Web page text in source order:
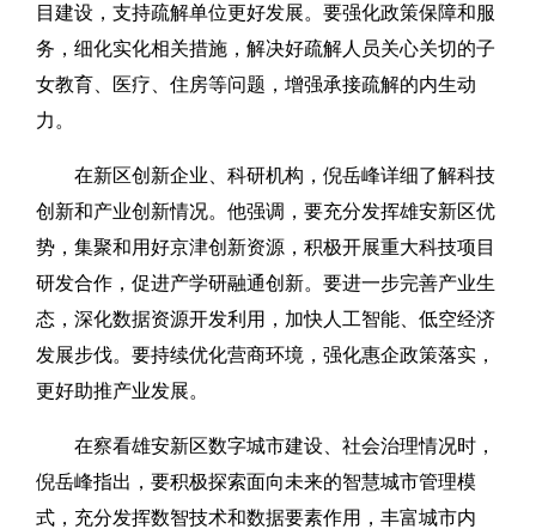
目建设，支持疏解单位更好发展。要强化政策保障和服
务，细化实化相关措施，解决好疏解人员关心关切的子
女教育、医疗、住房等问题，增强承接疏解的内生动
力。
在新区创新企业、科研机构，倪岳峰详细了解科技
创新和产业创新情况。他强调，要充分发挥雄安新区优
势，集聚和用好京津创新资源，积极开展重大科技项目
研发合作，促进产学研融通创新。要进一步完善产业生
态，深化数据资源开发利用，加快人工智能、低空经济
发展步伐。要持续优化营商环境，强化惠企政策落实，
更好助推产业发展。
在察看雄安新区数字城市建设、社会治理情况时，
倪岳峰指出，要积极探索面向未来的智慧城市管理模
式，充分发挥数智技术和数据要素作用，丰富城市内